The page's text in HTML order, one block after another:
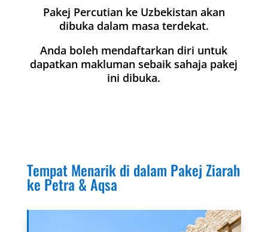
Pakej Percutian ke Uzbekistan akan
dibuka dalam masa terdekat.
Anda boleh mendaftarkan diri untuk
dapatkan makluman sebaik sahaja pakej
ini dibuka.
Tempat Menarik di dalam Pakej Ziarah
ke Petra & Aqsa